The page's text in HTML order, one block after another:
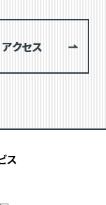
アクセス
ス